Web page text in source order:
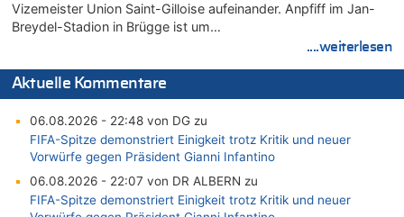
Vizemeister Union Saint-Gilloise aufeinander. Anpfiff im Jan-
Breydel-Stadion in Brügge ist um…
....weiterlesen
Aktuelle Kommentare
06.08.2026 - 22:48 von DG zu
FIFA-Spitze demonstriert Einigkeit trotz Kritik und neuer
Vorwürfe gegen Präsident Gianni Infantino
06.08.2026 - 22:07 von DR ALBERN zu
FIFA-Spitze demonstriert Einigkeit trotz Kritik und neuer